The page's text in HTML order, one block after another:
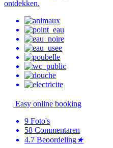
ontdekken.
Easy online booking
9 Foto's
58 Commentaren
4.7 Beoordeling★